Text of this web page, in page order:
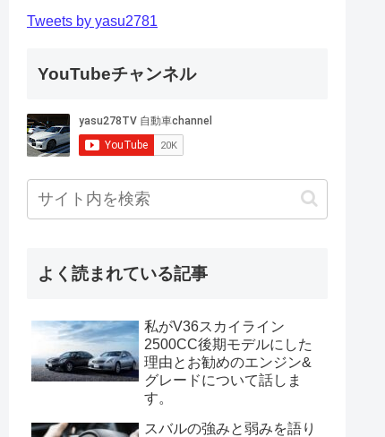
Tweets by yasu2781
YouTubeチャンネル
よく読まれている記事
私がV36スカイライン
2500CC後期モデルにした
理由とお勧めのエンジン&
グレードについて話しま
す。
スバルの強みと弱みを語り